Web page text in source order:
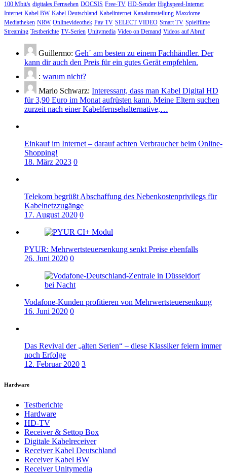
100 Mbit/s digitales Fernsehen DOCSIS Free-TV HD-Sender Highspeed-Internet
Internet Kabel BW Kabel Deutschland Kabelinternet Kanalumstellung Maxdome
Mediatheken NRW Onlinevideothek Pay TV SELECT VIDEO Smart TV Spielfilme
Streaming Testberichte TV-Serien Unitymedia Video on Demand Videos auf Abruf
Guillermo: Geh´ am besten zu einem Fachhändler. Der
kann dir auch den Preis für ein gutes Gerät empfehlen.
: warum nicht?
Mario Schwarz: Interessant, dass man Kabel Digital HD
für 3,90 Euro im Monat aufrüsten kann. Meine Eltern suchen
zurzeit nach einer Kabelfernsehalternative,…
Einkauf im Internet – darauf achten Verbraucher beim Online-
Shopping!
18. März 2023 0
Telekom begrüßt Abschaffung des Nebenkostenprivilegs für
Kabelnetzzugänge
17. August 2020 0
PYUR: Mehrwertsteuersenkung senkt Preise ebenfalls
26. Juni 2020 0
Vodafone-Kunden profitieren von Mehrwertsteuersenkung
16. Juni 2020 0
Das Revival der „alten Serien“ – diese Klassiker feiern immer
noch Erfolge
12. Februar 2020 3
Hardware
Testberichte
Hardware
HD-TV
Receiver & Settop Box
Digitale Kabelreceiver
Receiver Kabel Deutschland
Receiver Kabel BW
Receiver Unitymedia